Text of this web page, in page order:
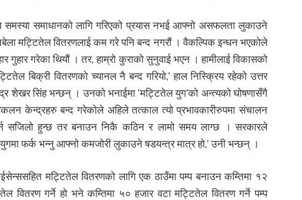
समस्या समाधानको लागि गरिएको प्रयास नभई आफ्नो असफलता लुकाउने
मट्टितेल वितरणलाई कम गरे पनि बन्द नगरौं । वैकल्पिक इन्धन भएकोले
गुहार गरेका थियौं । तर, हाम्रो कुराको सुनुवाई भएन । हामीलाई विकासको
बिक्री वितरणको च्यानल नै बन्द गरियो,’ हाल निस्क्रिय रहेको उत्तर
शेखर सिंह भन्छन् । उनको भनाईमा ‘मट्टितेल युग’को अन्त्यको घोषणासँगै
केन्द्रहरु बन्द गरेकोले अहिले तत्काल त्यो प्रभावकारीरुपमा संचालन
सजिलो हुन्छ तर बनाउन निकै कठिन र लामो समय लाग्छ । सरकारले
फर्क भन्नु आफ्नो कमजोरी लुकाउने षडयन्त्र मात्र हो,’ उनी भन्छन् ।
मट्टितेल वितरणको लागि एक ठाउँमा पम्प बनाउन कम्तिमा १२
वितरण गर्ने हो भने कम्तिमा ५० हजार वटा मट्टितेल वितरण गर्ने पम्प